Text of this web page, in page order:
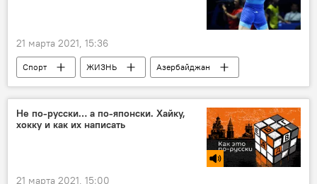
21 марта 2021, 15:36
Спорт ЖИЗНЬ
Азербайджан
Новости
Гаджи Алиев
Поражение
борец
Не по-русски… а по-японски. Хайку,
хокку и как их написать
21 марта 2021, 15:00